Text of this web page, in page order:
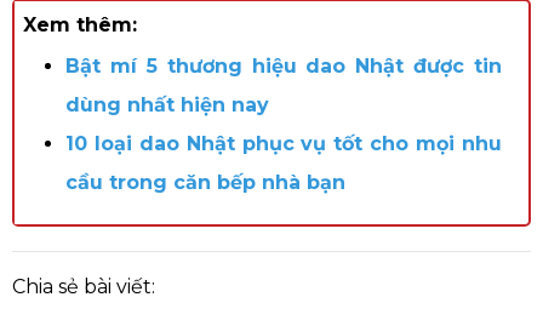
Xem thêm:
Bật mí 5 thương hiệu dao Nhật được tin
dùng nhất hiện nay
10 loại dao Nhật phục vụ tốt cho mọi nhu
cầu trong căn bếp nhà bạn
Chia sẻ bài viết: